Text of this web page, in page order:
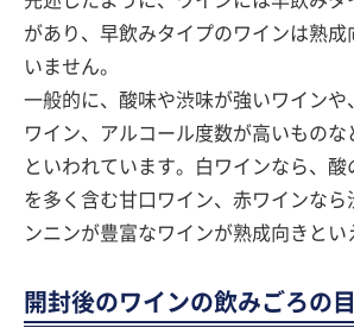
があり、早飲みタイプのワインは熟成
いません。
一般的に、酸味や渋味が強いワインや
ワイン、アルコール度数が高いものな
といわれています。白ワインなら、
を多く含む甘口ワイン、赤ワインなら
ンニンが豊富なワインが熟成向きとい
開封後のワインの飲みごろの